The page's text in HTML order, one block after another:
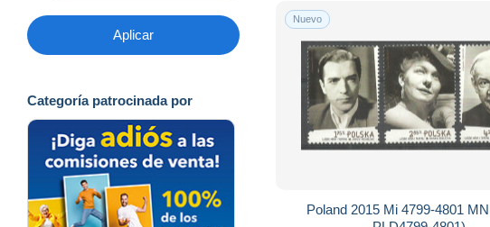
Aplicar
Categoría patrocinada por
Nuevo
Poland 2015 Mi 4799-4801